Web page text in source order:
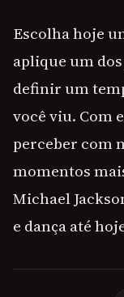
Escolha hoje
aplique um
definir um
você viu. Com
perceber com
momentos
Michael
e dança até